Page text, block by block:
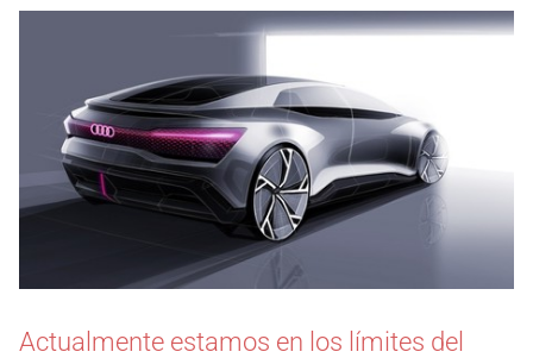
Actualmente estamos en los límites del